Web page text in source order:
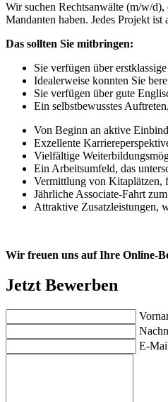
Wir suchen Rechtsanwälte (m/w/
Mandanten haben. Jedes Projekt
Das sollten Sie mitbringen:
Sie verfügen über
Idealerweise konnten Sie
Sie verfügen über gute
Ein selbstbewusstes
Von Beginn an aktive
Exzellente
Vielfältige
Ein Arbeitsumfeld, das
Vermittlung von Kitaplätzen,
Jährliche Associate-Fahrt
Attraktive Zusatzleistungen,
Wir freuen uns auf Ihre Online-
Jetzt Bewerben
E-